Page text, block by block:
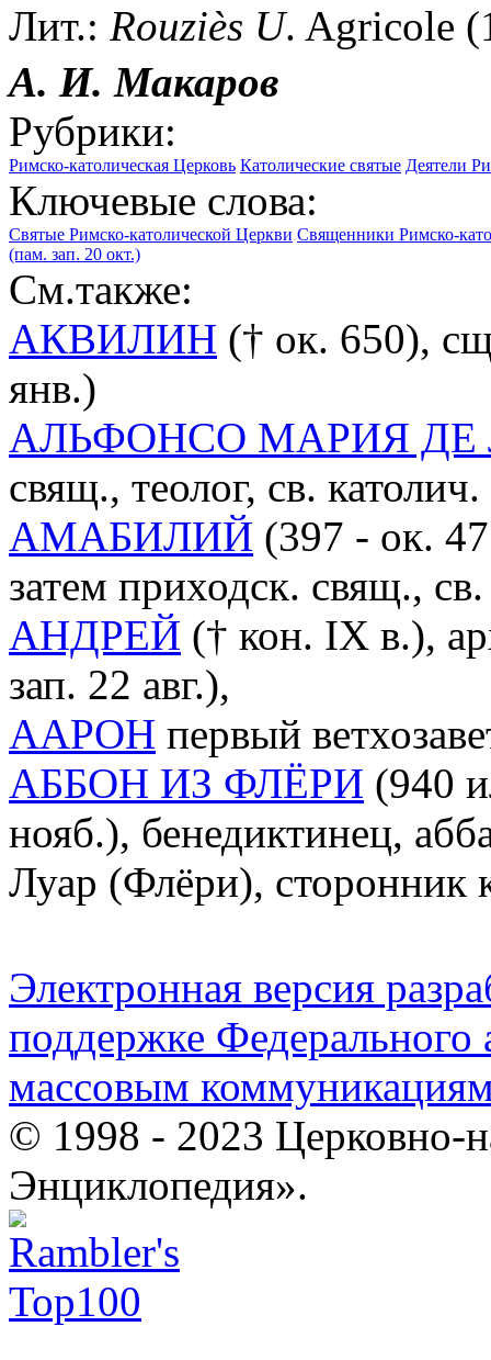
Лит.: Rouziès U. Agricole
А. И. Макаров
Рубрики:
Римско-католическая Церковь Католические святые Деятели
Ключевые слова:
Святые Римско-католической Церкви Священники Римско-
(пам. зап. 20 окт.)
См.также:
АКВИЛИН († ок. 650),
янв.)
АЛЬФОНСО МАРИЯ ДЕ
свящ., теолог, св.
АМАБИЛИЙ (397 - ок.
затем приходск. свящ.,
АНДРЕЙ († кон. IX в.),
зап. 22 авг.),
ААРОН первый
АББОН ИЗ ФЛЁРИ (940
нояб.), бенедиктинец,
Луар (Флёри),
Электронная версия
поддержке Федерального
массовым
© 1998 - 2023 Церковно-
Энциклопедия».